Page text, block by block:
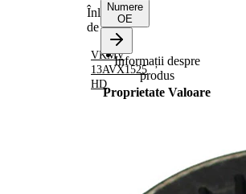
Înlocuit
de
VKMV
13AVX1525
HD
Numere
OE
Informații despre
produs
Proprietate Valoare